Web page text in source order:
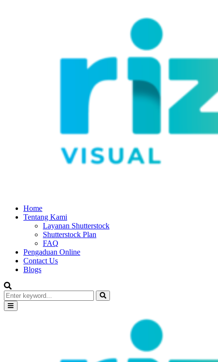
Home
Tentang Kami
Layanan Shutterstock
Shutterstock Plan
FAQ
Pengaduan Online
Contact Us
Blogs
Search
for:
Search
Primary
Menu